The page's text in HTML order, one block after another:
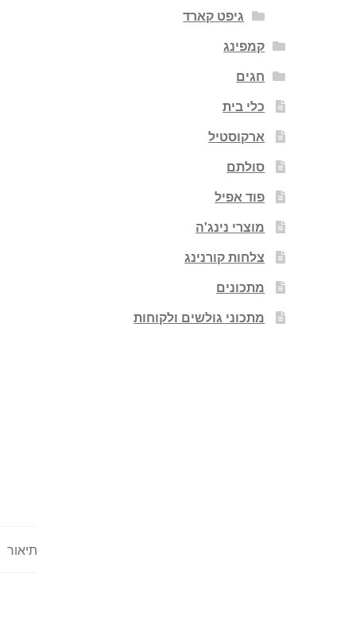
תיאור
גיפט קארד
קמפינג
חגים
כלי בית
ארקוסטיל
סולתם
פוד אפיל
מוצרי נינג'ה
צלחות קורנינג
מתכונים
מתכוני גולשים ולקוחות